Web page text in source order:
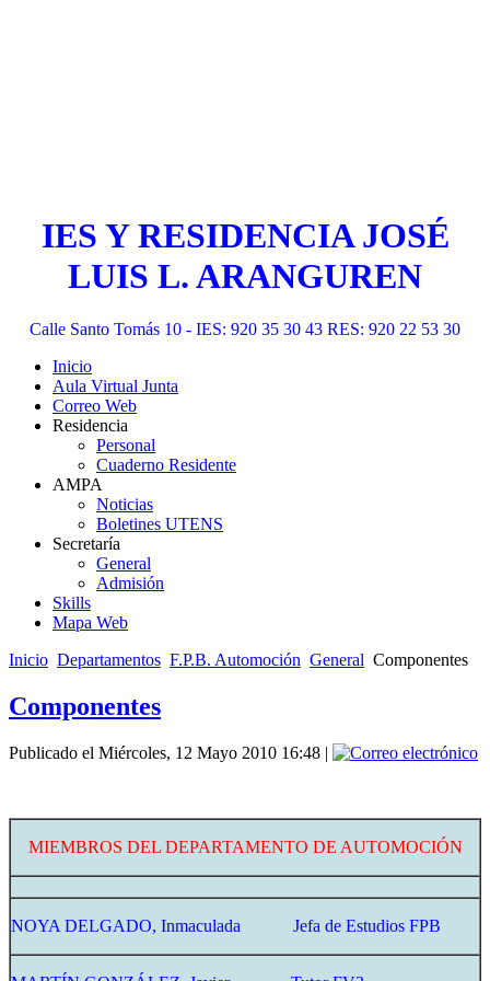
IES Y RESIDENCIA JOSÉ
LUIS L. ARANGUREN
Calle Santo Tomás 10 - IES: 920 35 30 43 RES: 920 22 53 30
Inicio
Aula Virtual Junta
Correo Web
Residencia
Personal
Cuaderno Residente
AMPA
Noticias
Boletines UTENS
Secretaría
General
Admisión
Skills
Mapa Web
Inicio Departamentos F.P.B. Automoción General Componentes
Componentes
Publicado el Miércoles, 12 Mayo 2010 16:48 |
MIEMBROS DEL DEPARTAMENTO DE AUTOMOCIÓN
NOYA DELGADO, Inmaculada Jefa de Estudios FPB